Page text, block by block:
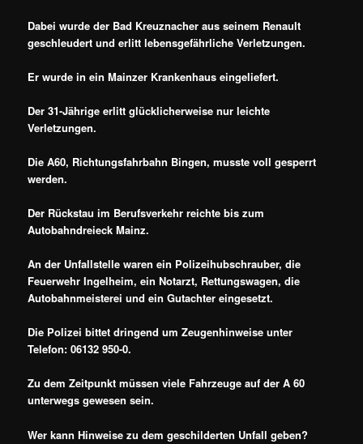
Dabei wurde der Bad Kreuznacher aus seinem Renault
geschleudert und erlitt lebensgefährliche Verletzungen.
Er wurde in ein Mainzer Krankenhaus eingeliefert.
Der 31-Jährige erlitt glücklicherweise nur leichte
Verletzungen.
Die A60, Richtungsfahrbahn Bingen, musste voll gesperrt
werden.
Der Rückstau im Berufsverkehr reichte bis zum
Autobahndreieck Mainz.
An der Unfallstelle waren ein Polizeihubschrauber, die
Feuerwehr Ingelheim, ein Notarzt, Rettungswagen, die
Autobahnmeisterei und ein Gutachter eingesetzt.
Die Polizei bittet dringend um Zeugenhinweise unter
Telefon: 06132 950-0.
Zu dem Zeitpunkt müssen viele Fahrzeuge auf der A 60
unterwegs gewesen sein.
Wer kann Hinweise zu dem geschilderten Unfall geben?